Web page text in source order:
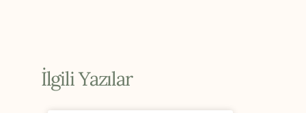
İlgili Yazılar